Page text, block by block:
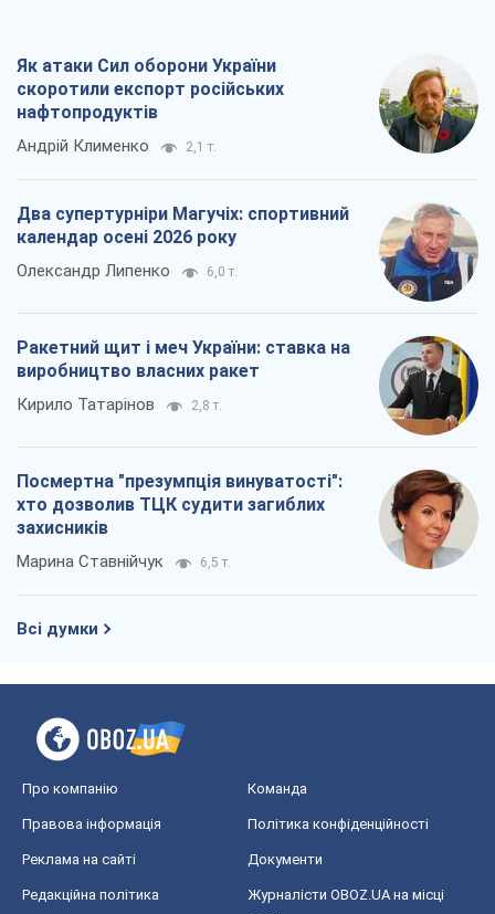
Як атаки Сил оборони України
скоротили експорт російських
нафтопродуктів
Андрій Клименко 2,1 т.
Два супертурніри Магучіх: спортивний
календар осені 2026 року
Олександр Липенко 6,0 т.
Ракетний щит і меч України: ставка на
виробництво власних ракет
Кирило Татарінов 2,8 т.
Посмертна "презумпція винуватості":
хто дозволив ТЦК судити загиблих
захисників
Марина Ставнійчук 6,5 т.
Всі думки
Про компанію Команда
Правова інформація Політика конфіденційності
Реклама на сайті Документи
Редакційна політика
Журналісти OBOZ.UA на місці